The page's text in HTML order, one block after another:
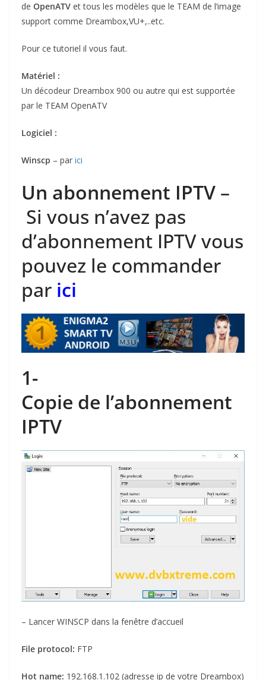
de OpenATV et tous les modèles que le TEAM de l’image
support comme Dreambox,VU+,..etc.
Pour ce tutoriel il vous faut.
Matériel :
Un décodeur Dreambox 900 ou autre qui est supportée
par le TEAM OpenATV
Logiciel :
Winscp – par ici
Un abonnement IPTV –
Si vous n’avez pas
d’abonnement IPTV vous
pouvez le commander
par ici
1-
Copie de l’abonnement
IPTV
– Lancer WINSCP dans la fenêtre d’accueil
File protocol: FTP
Hot name: 192.168.1.102 (adresse ip de votre Dreambox)